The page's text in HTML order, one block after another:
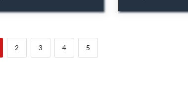
2 3 4 5